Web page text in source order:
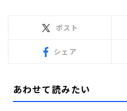
ポスト
シェア
あわせて読みたい